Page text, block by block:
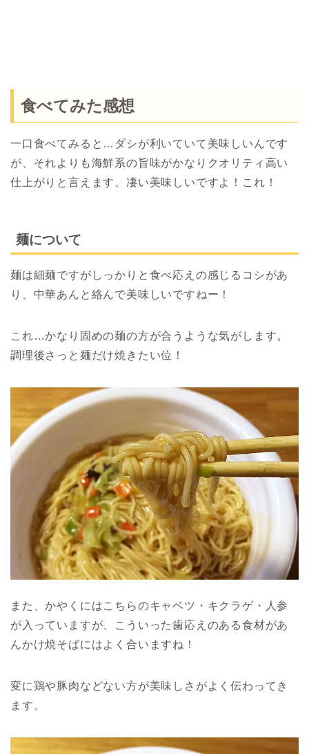
食べてみた感想
一口食べてみると…ダシが利いていて美味しいんです
が、それよりも海鮮系の旨味がかなりクオリティ高い
仕上がりと言えます。凄い美味しいですよ！これ！
麺について
麺は細麺ですがしっかりと食べ応えの感じるコシがあ
り、中華あんと絡んで美味しいですねー！
これ…かなり固めの麺の方が合うような気がします。
調理後さっと麺だけ焼きたい位！
また、かやくにはこちらのキャベツ・キクラゲ・人参
が入っていますが、こういった歯応えのある食材があ
んかけ焼そばにはよく合いますね！
変に鶏や豚肉などない方が美味しさがよく伝わってき
ます。